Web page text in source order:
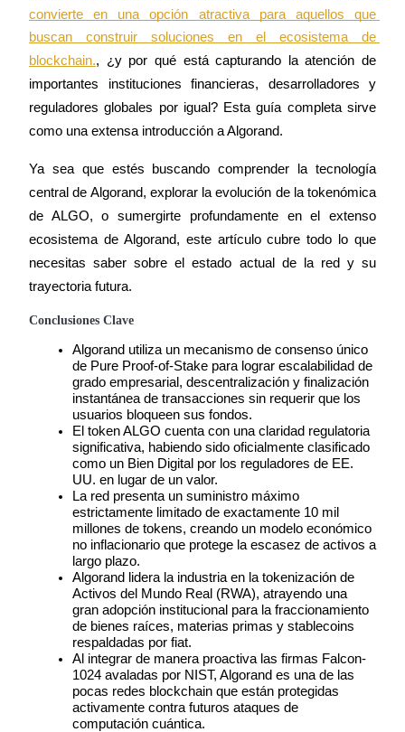
Copiar Trading
Únete a los mejores traders
Disfruta del reparto de beneficios y comisiones de copy trading
Información
Análisis de big data que incluye información comercial, etc.
Guía de inicio de futuros
convierte en una opción atractiva para aquellos que
buscan construir soluciones en el ecosistema de
blockchain., ¿y por qué está capturando la atención de
importantes instituciones financieras, desarrolladores y
reguladores globales por igual? Esta guía completa sirve
como una extensa introducción a Algorand.
Ya sea que estés buscando comprender la tecnología
central de Algorand, explorar la evolución de la tokenómica
de ALGO, o sumergirte profundamente en el extenso
ecosistema de Algorand, este artículo cubre todo lo que
necesitas saber sobre el estado actual de la red y su
trayectoria futura.
Conclusiones Clave
Algorand utiliza un mecanismo de consenso único
de Pure Proof-of-Stake para lograr escalabilidad de
grado empresarial, descentralización y finalización
instantánea de transacciones sin requerir que los
usuarios bloqueen sus fondos.
El token ALGO cuenta con una claridad regulatoria
significativa, habiendo sido oficialmente clasificado
como un Bien Digital por los reguladores de EE.
UU. en lugar de un valor.
La red presenta un suministro máximo
estrictamente limitado de exactamente 10 mil
millones de tokens, creando un modelo económico
no inflacionario que protege la escasez de activos a
largo plazo.
Algorand lidera la industria en la tokenización de
Activos del Mundo Real (RWA), atrayendo una
gran adopción institucional para la fraccionamiento
de bienes raíces, materias primas y stablecoins
respaldadas por fiat.
Al integrar de manera proactiva las firmas Falcon-
1024 avaladas por NIST, Algorand es una de las
pocas redes blockchain que están protegidas
activamente contra futuros ataques de
computación cuántica.